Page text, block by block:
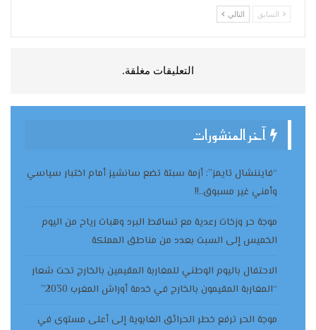
السابق التالي
التعليقات مغلقة.
آخر المنشورات
“فايننشال تايمز”: أزمة سبتة تضع سانشيز أمام اختبار سياسي
وأمني غير مسبوق..!!
موجة حر وزخات رعدية مع تساقط البرد وهبات رياح من اليوم
الخميس إلى السبت بعدد من مناطق المملكة
الاحتفال باليوم الوطني للمغاربة المقيمين بالخارج تحت شعار
“المغاربة المقيمون بالخارج في خدمة أوراش المغرب 2030”
موجة الحر ترفع خطر الحرائق الغابوية إلى أعلى مستوى في